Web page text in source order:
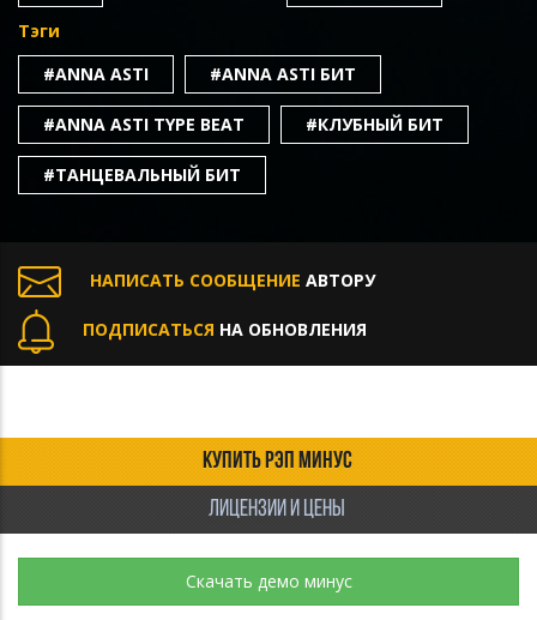
Тэги
#ANNA ASTI
#ANNA ASTI БИТ
#ANNA ASTI TYPE BEAT #КЛУБНЫЙ БИТ
#ТАНЦЕВАЛЬНЫЙ БИТ
НАПИСАТЬ СООБЩЕНИЕ АВТОРУ
ПОДПИСАТЬСЯ НА ОБНОВЛЕНИЯ
КУПИТЬ РЭП МИНУС
ЛИЦЕНЗИИ И ЦЕНЫ
Скачать демо минус